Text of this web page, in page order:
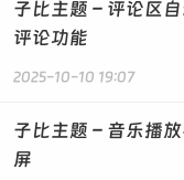
border: 0px
}
0% {
50% {
子比主题 – 评论区
评论功能
2025-10-10 19:07
子比主题 – 音乐播
屏